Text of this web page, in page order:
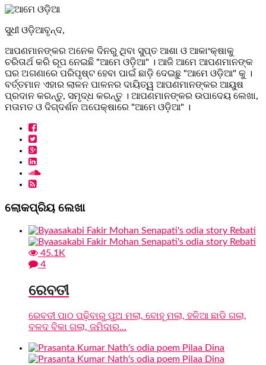
ସୁଧୀ ଓଡ଼ିଆବୃନ୍ଦ,
ଆପଣମାନଙ୍କର ଅନେକ ଦିନରୁ ଥିବା ସୁପ୍ତ ଆଶା ଓ ଆକାଂକ୍ଷାକୁ
ଚରିତାର୍ଥ କରି ରୂପ ନେଇଛି "ଆମେ ଓଡ଼ିଆ" । ଆଜି ଆମେ ଆପଣମାନଙ୍କ
ଘର ଅଗଣାରେ ପରିପୃଷ୍ଟ ହେବା ପାଇଁ ଛାଡ଼ି ଦେଇଛୁ "ଆମେ ଓଡ଼ିଆ" କୁ ।
ବର୍ତ୍ତମାନ ଏହାର ଲାଳନ ପାଳନର ଦାୟିତ୍ୱ ଆପଣମାନଙ୍କର ଆୟୁଷ
ପ୍ରଦାନ କରନ୍ତୁ, ସମୃଦ୍ଧ କରନ୍ତୁ । ଆପଣମାନଙ୍କର ଉପାଦେୟ ଲେଖା,
ମତାମତ ଓ ଦିଗ୍ଦର୍ଶନ ଅପେକ୍ଷାରେ "ଆମେ ଓଡ଼ିଆ" ।
ଲୋକପ୍ରିୟ ଲେଖା
45.1K
4
ରେବତୀ
ରେବତୀ ପାଠ ପଢ଼ିବାରୁ ପୁଅ ମଲା, ବୋହୂ ମଲା, ହଳିଆ ଛାଡି ଗଲା,
ବଳଦ ବିକା ଗଲା, ଜମିଦାର...